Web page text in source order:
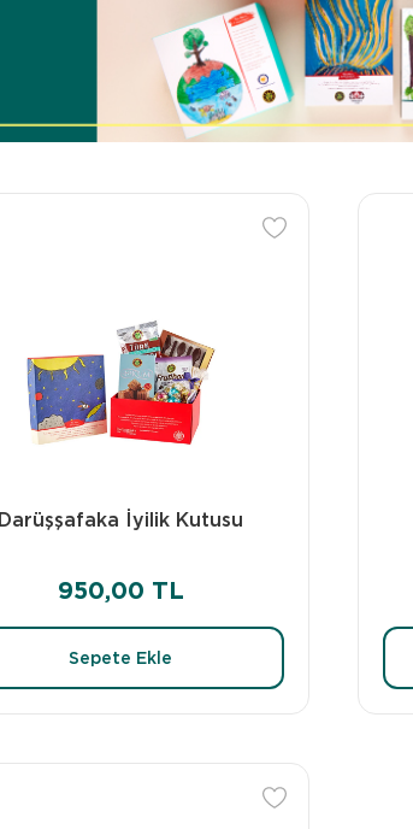
Darüşşafaka İyilik Kutusu
950,00 TL
Sepete Ekle